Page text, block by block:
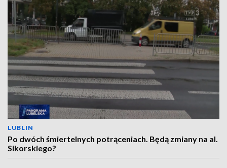
LUBLIN
Po dwóch śmiertelnych potrąceniach. Będą zmiany na al.
Sikorskiego?